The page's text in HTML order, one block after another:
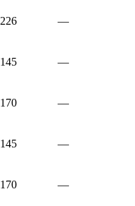
226 —
145 —
170 —
145 —
170 —